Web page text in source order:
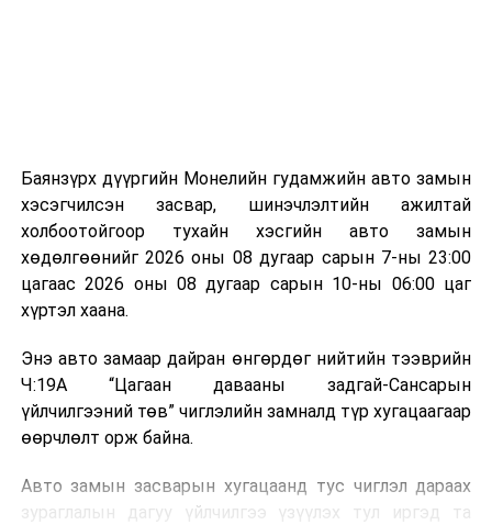
болон дулааны эрчим хүч үйлдвэрлэхэд ашиглаж
болдог. Зарим технологийн хувьд шаталтын дараа
үлдэх үнснээс фосфор зэрэг ашигт эрдсийг сэргээн
авах боломжтой аж.
байна. Тухайлбал, Германд лаг шатаах үйлдвэрээс
гарсан үнснээс фосфор сэргээн авах технологи
ашигладаг бол Нидерландад төвлөрсөн лаг
боловсруулах үйлдвэрүүдээр дулаан, цахилгаан
Ийнхүү лаг хатаах, шатаах технологийг лагийн
Баянзүрх дүүргийн Монелийн гудамжийн авто замын
хэсэгчилсэн засвар, шинэчлэлтийн ажилтай
холбоотойгоор тухайн хэсгийн авто замын
хөдөлгөөнийг 2026 оны 08 дугаар сарын 7-ны 23:00
цагаас 2026 оны 08 дугаар сарын 10-ны 06:00 цаг
хүртэл хаана.
Энэ авто замаар дайран өнгөрдөг нийтийн тээврийн
Ч:19А “Цагаан давааны задгай-Сансарын
үйлчилгээний төв” чиглэлийн замналд түр хугацаагаар
өөрчлөлт орж байна.
Авто замын засварын хугацаанд тус чиглэл дараах
зураглалын дагуу үйлчилгээ үзүүлэх тул иргэд та